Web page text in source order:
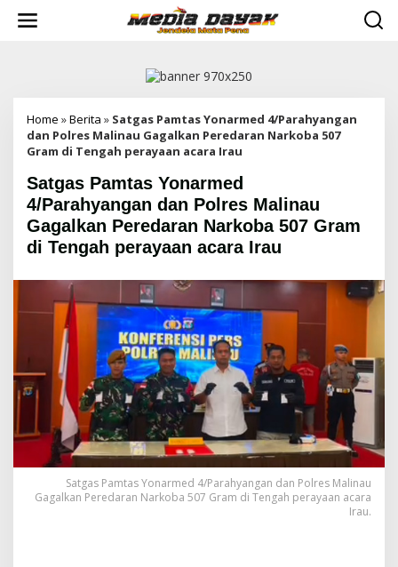
Home »Berita » Satgas Pamtas Yonarmed 4/Parahyangan
dan Polres Malinau Gagalkan Peredaran Narkoba 507
Gram di Tengah perayaan acara Irau
Satgas Pamtas Yonarmed
4/Parahyangan dan Polres Malinau
Gagalkan Peredaran Narkoba 507 Gram
di Tengah perayaan acara Irau
Satgas Pamtas Yonarmed 4/Parahyangan dan Polres Malinau
Gagalkan Peredaran Narkoba 507 Gram di Tengah perayaan acara
Irau.